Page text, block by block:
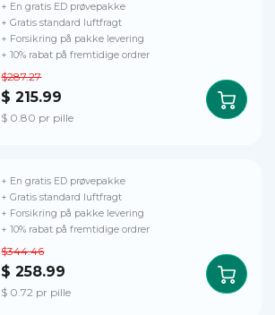
$287.27
$ 215.99
$ 0.80 pr pille
+ En gratis ED prøvepakke
+ Gratis standard luftfragt
+ Forsikring på pakke levering
+ 10% rabat på fremtidige ordrer
$344.46
$ 258.99
$ 0.72 pr pille
+ En gratis ED prøvepakke
+ Gratis standard luftfragt
+ Forsikring på pakke levering
+ 10% rabat på fremtidige ordrer